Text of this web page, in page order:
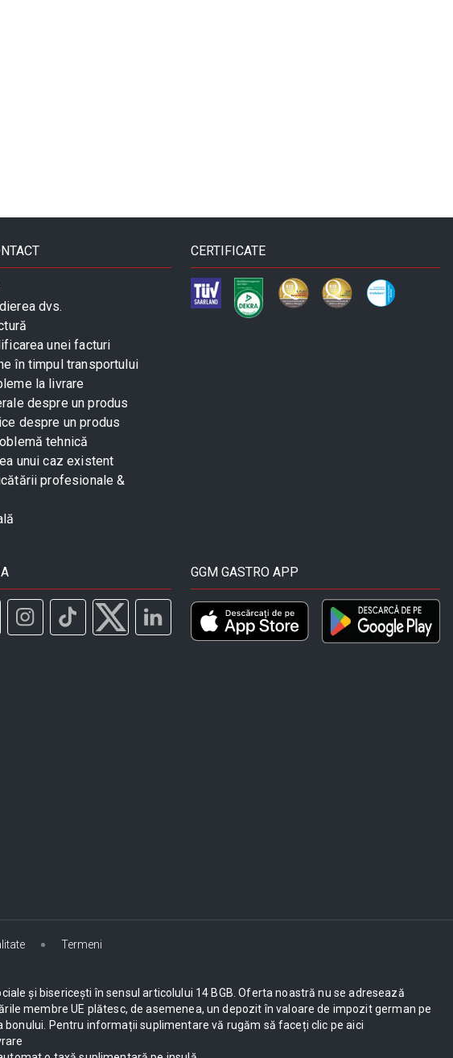
dvs.
unei facturi
în timpul transportului
la livrare
despre un produs
despre un produs
tehnică
unui caz existent
profesionale &
CERTIFICATE
GGM GASTRO APP
Termeni
și bisericești în sensul articolului 14 BGB. Oferta noastră nu se adresează
membre UE plătesc, de asemenea, un depozit în valoare de impozit german pe
Pentru informații suplimentare vă rugăm să faceți clic pe aici